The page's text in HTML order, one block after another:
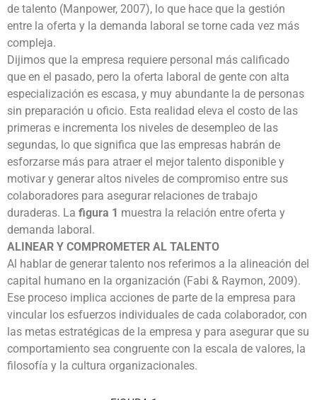
de talento (Manpower, 2007), lo que hace que la gestión
entre la oferta y la demanda laboral se torne cada vez más
compleja.
Dijimos que la empresa requiere personal más calificado
que en el pasado, pero la oferta laboral de gente con alta
especialización es escasa, y muy abundante la de personas
sin preparación u oficio. Esta realidad eleva el costo de las
primeras e incrementa los niveles de desempleo de las
segundas, lo que significa que las empresas habrán de
esforzarse más para atraer el mejor talento disponible y
motivar y generar altos niveles de compromiso entre sus
colaboradores para asegurar relaciones de trabajo
duraderas. La figura 1 muestra la relación entre oferta y
demanda laboral.
ALINEAR Y COMPROMETER AL TALENTO
Al hablar de generar talento nos referimos a la alineación del
capital humano en la organización (Fabi & Raymon, 2009).
Ese proceso implica acciones de parte de la empresa para
vincular los esfuerzos individuales de cada colaborador, con
las metas estratégicas de la empresa y para asegurar que su
comportamiento sea congruente con la escala de valores, la
filosofía y la cultura organizacionales.